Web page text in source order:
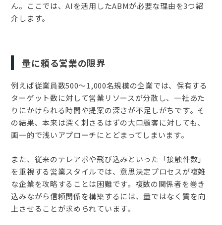
ん。ここでは、AIを活用したABMが必要な理由を3つ紹
介します。
量に頼る営業の限界
例えば従業員数500〜1,000名規模の企業では、保有する
ターゲット数に対して営業リソースが分散し、一社あた
りにかけられる時間や提案の深さが不足しがちです。そ
の結果、本来は深く刺さるはずの大口顧客に対しても、
画一的で浅いアプローチにとどまってしまいます。
また、従来のテレアポや飛び込みといった「接触件数」
を重視する営業スタイルでは、意思決定プロセスが複雑
な企業を攻略することは困難です。複数の関係者を巻き
込みながら信頼関係を構築するには、量ではなく質を向
上させることが求められています。